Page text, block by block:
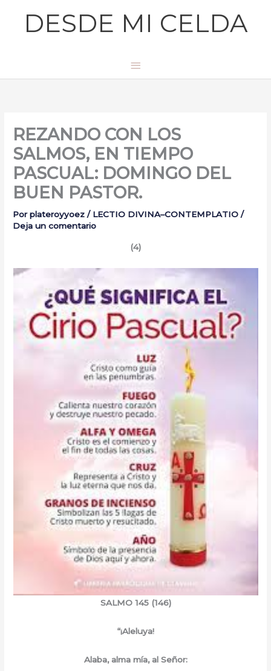
DESDE MI CELDA
Menú
principal
REZANDO CON LOS
SALMOS, EN TIEMPO
PASCUAL: DOMINGO DEL
BUEN PASTOR.
Porplateroyyoez/ LECTIO DIVINA–CONTEMPLATIO /
Deja un comentario
(4)
SALMO 145 (146)
“¡Aleluya!
Alaba, alma mía, al Señor: